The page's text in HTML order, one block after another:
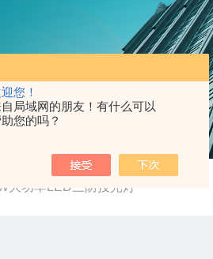
您！
局域网的朋友！有什么可以
您的吗？
大功率LED三防投光灯